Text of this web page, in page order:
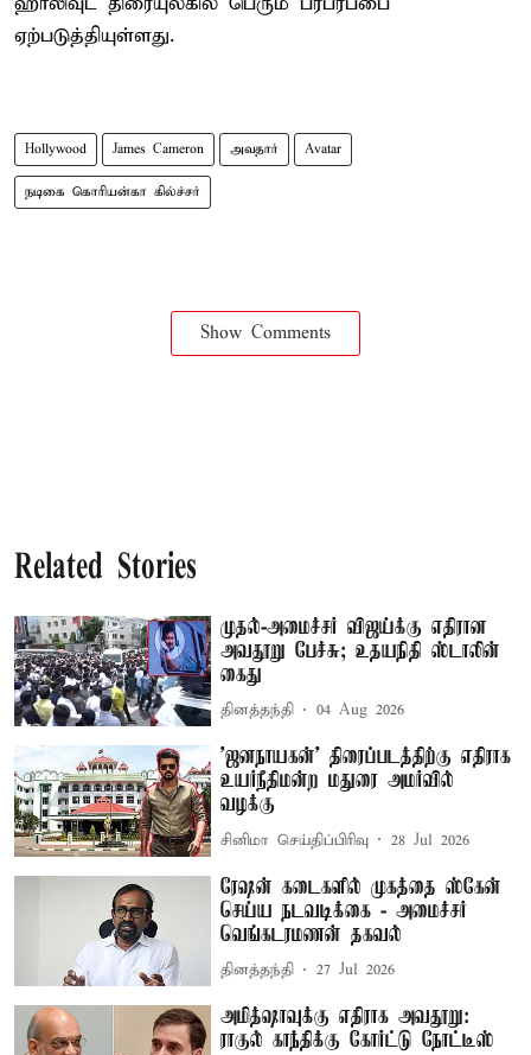
ஏற்படுத்தியுள்ளது.
Hollywood James Cameron அவதார் Avatar
நடிகை கொரியன்கா கில்ச்சர்
Show Comments
Related Stories
முதல்-அமைச்சர் விஜய்க்கு எதிரான
அவதூறு பேச்சு; உதயநிதி ஸ்டாலின்
கைது
தினத்தந்தி 04 Aug 2026
'ஜனநாயகன்' திரைப்படத்திற்கு எதிராக
உயர்நீதிமன்ற மதுரை அமர்வில்
வழக்கு
சினிமா செய்திப்பிரிவு 28 Jul 2026
ரேஷன் கடைகளில் முகத்தை ஸ்கேன்
செய்ய நடவடிக்கை - அமைச்சர்
வெங்கடரமணன் தகவல்
தினத்தந்தி 27 Jul 2026
அமித்ஷாவுக்கு எதிராக அவதூறு:
ராகுல் காந்திக்கு கோர்ட்டு நோட்டீஸ்